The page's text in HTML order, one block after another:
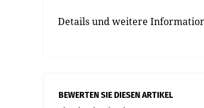
Details und weitere
BEWERTEN SIE DIESEN ARTIKEL